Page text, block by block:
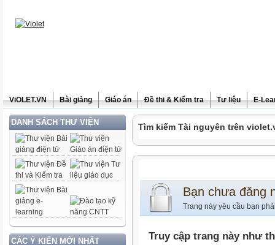
ViOLET.VN Bài giảng Giáo án Đề thi & Kiểm tra Tư liệu E-
DANH SÁCH THƯ VIỆN
CÁC Ý KIẾN MỚI NHẤT
Tìm kiếm Tài nguyên trên
Bạn chưa đăng
Trang này yêu cầu bạn
Truy cập trang này như